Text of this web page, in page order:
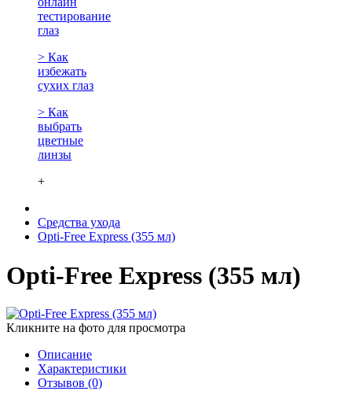
тестирование
глаз
> Как
избежать
сухих глаз
> Как
выбрать
цветные
линзы
+
Средства ухода
Opti-Free Express (355 мл)
Opti-Free Express (355 мл)
Кликните на фото для просмотра
Описание
Характеристики
Отзывов (0)